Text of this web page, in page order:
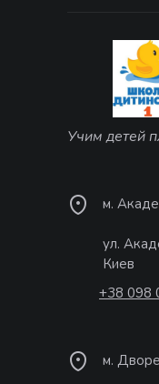
Учим детей
м.
ул.
Киев
+38 098
м.